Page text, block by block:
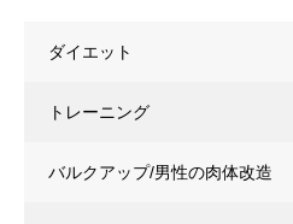
ダイエット
トレーニング
バルクアップ/男性の肉体改造